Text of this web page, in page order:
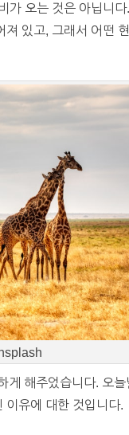
오는 것은 아닙니
있고, 그래서 어떤
게 해주었습니다. 오늘
이유에 대한 것입니다.